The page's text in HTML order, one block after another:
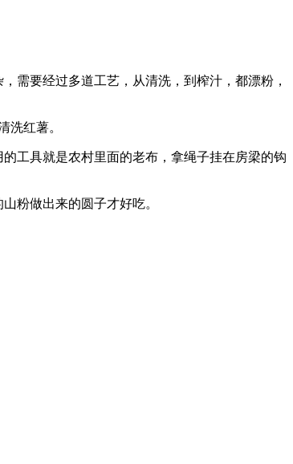
需要经过多道工艺，从清洗，到榨汁，都漂粉，
洗红薯。
工具就是农村里面的老布，拿绳子挂在房梁的钩
粉做出来的圆子才好吃。